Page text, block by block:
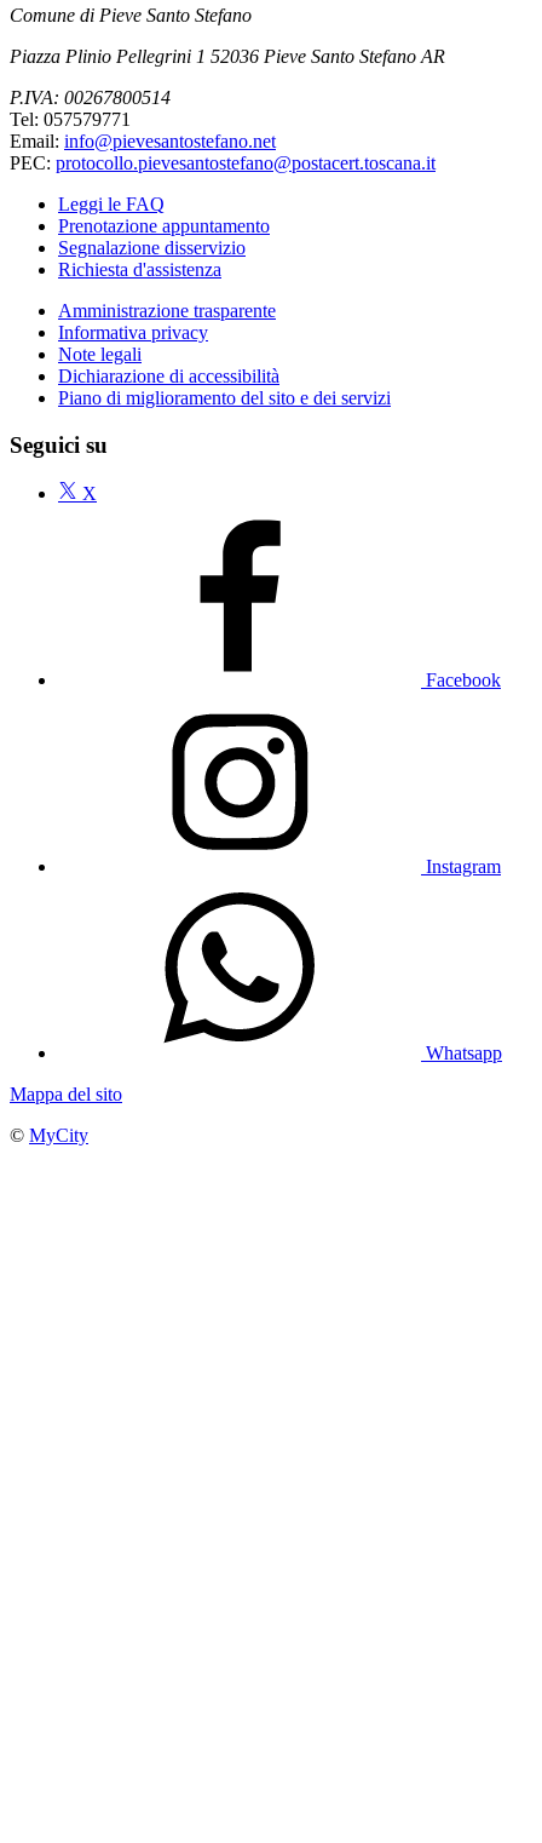
Comune di Pieve Santo Stefano
Piazza Plinio Pellegrini 1 52036 Pieve Santo Stefano AR
P.IVA: 00267800514
Tel: 057579771
Email: info@pievesantostefano.net
PEC: protocollo.pievesantostefano@postacert.toscana.it
Leggi le FAQ
Prenotazione appuntamento
Segnalazione disservizio
Richiesta d'assistenza
Amministrazione trasparente
Informativa privacy
Note legali
Dichiarazione di accessibilità
Piano di miglioramento del sito e dei servizi
Seguici su
X
Facebook
Instagram
Whatsapp
Mappa del sito
© MyCity